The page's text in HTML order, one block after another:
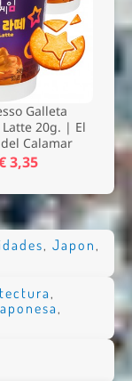
Galleta
20g. | El
Calamar
3,35
, Japon,
,
,